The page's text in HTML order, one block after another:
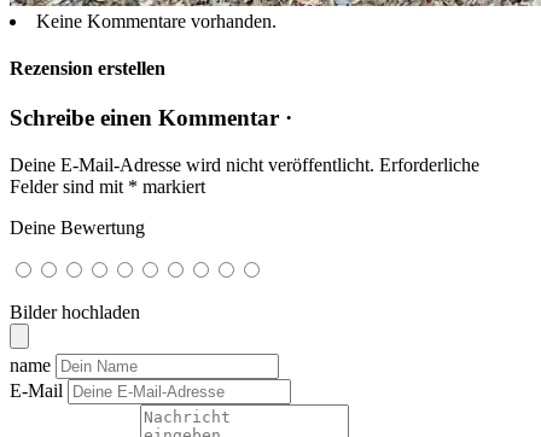
Keine Kommentare vorhanden.
Rezension erstellen
Schreibe einen Kommentar ·
Deine E-Mail-Adresse wird nicht veröffentlicht. Erforderliche
Felder sind mit * markiert
Deine Bewertung
Bilder hochladen
name
E-Mail